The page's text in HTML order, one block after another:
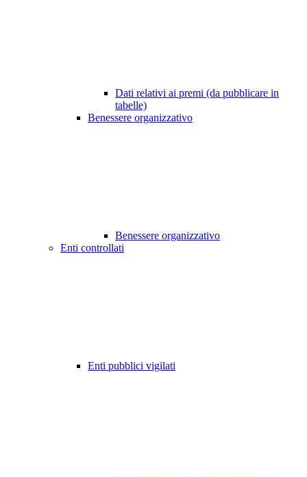
Dati relativi ai premi (da pubblicare in
tabelle)
Benessere organizzativo
Benessere organizzativo
Enti controllati
Enti pubblici vigilati